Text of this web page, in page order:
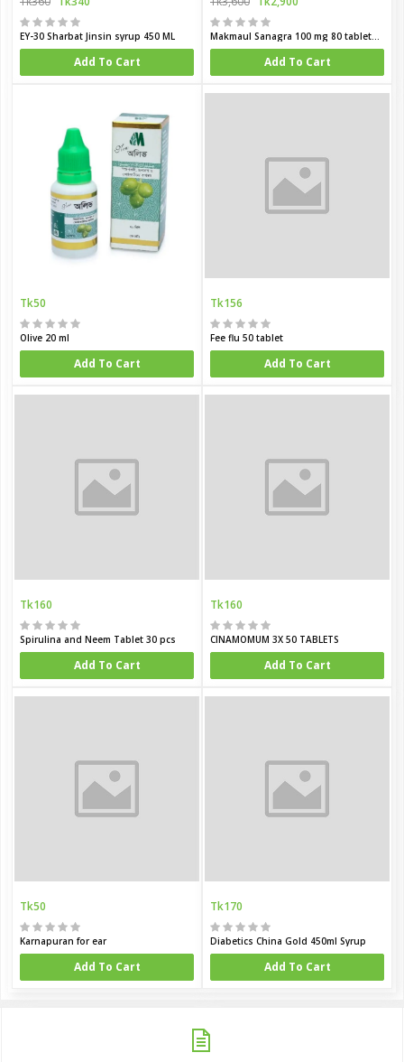
EY-30 Sharbat Jinsin syrup 450 ML
Add To Cart Add To Cart
Tk50
Olive 20 ml
Add To Cart
Tk156
Fee flu 50 tablet
Add To Cart
Tk160
Spirulina and Neem Tablet 30 pcs
Add To Cart
Tk160
CINAMOMUM 3X 50 TABLETS
Add To Cart
Tk50
Karnapuran for ear
Add To Cart
Tk170
Diabetics China Gold 450ml Syrup
Add To Cart